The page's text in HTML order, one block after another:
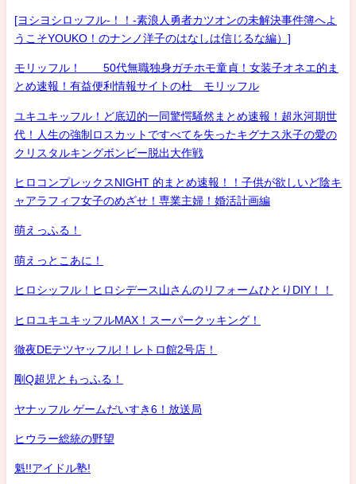
[ヨシヨシロッフル-！！-素浪人勇者カツオンの未解決事件簿へよ
うこそYOUKO！のナンノ洋子のはなしは信じるな編）]
モリッフル！ 50代無職独身ガチホモ童貞！女装子オネエ的ま
とめ速報！有益便利情報サイトの杜 モリッフル
ユキユキッフル！ど底辺的一同驚愕騒然まとめ速報！超氷河期世
代！人生の強制ロスカットですべてを失ったキグナス氷子の愛の
クリスタルキングボンビー脱出大作戦
ヒロコンプレックスNIGHT 的まとめ速報！！子供が欲しいど陰キ
ャアラフィフ女子のめざせ！専業主婦！婚活計画編
萌えっふる！
萌えっとこあに！
ヒロシッフル！ヒロシデース山さんのリフォームひとりDIY！！
ヒロユキユキッフルMAX！スーパークッキング！
徹夜DEテツヤッフル!！レトロ館2号店！
剛Q超児ともっふる！
ヤナッフル ゲームだいすき6！放送局
ヒウラー総統の野望
魁!!アイドル塾!